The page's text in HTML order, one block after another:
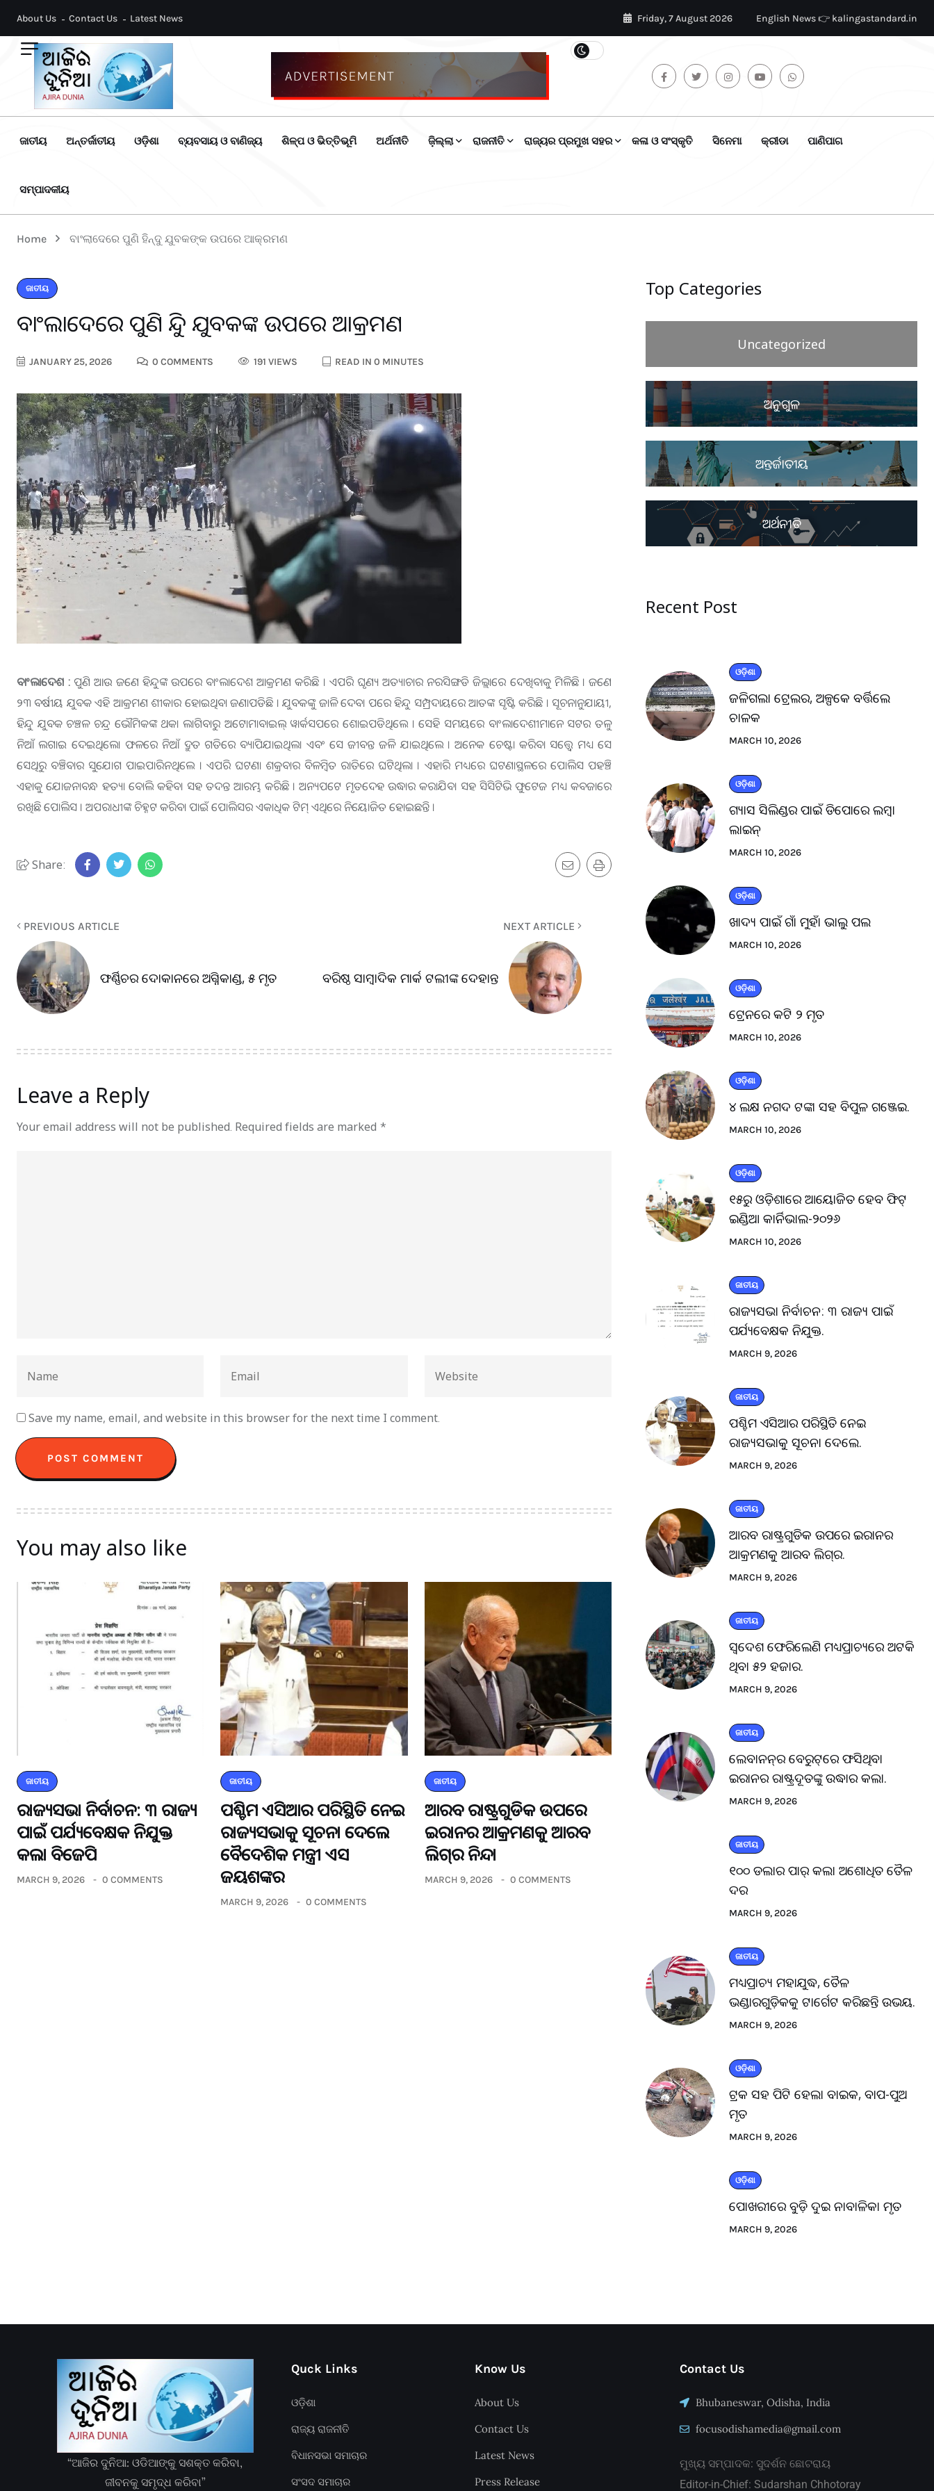
About Us Contact Us Latest News Friday, 7 August 2026 English News 👉 kalingastandard.in
ଜାତୀୟ ଅନ୍ତର୍ଜାତୀୟ ଓଡ଼ିଶା ବ୍ୟବସାୟ ଓ ବାଣିଜ୍ୟ ଶିଳ୍ପ ଓ ଭିତ୍ତିଭୂମି ଅର୍ଥନୀତି ଜ଼ିଲ୍ଲା ରାଜନୀତି ରାଜ୍ୟର ପ୍ରମୁଖ ସହର କଳା ଓ ସଂସ୍କୃତି ସିନେମା କ୍ରୀଡା ପାଣିପାଗ
ସମ୍ପାଦକୀୟ
Home ବାଂଲାଦେରେ ପୁଣି ହିନ୍ଦୁ ଯୁବକଙ୍କ ଉପରେ ଆକ୍ରମଣ
ଜାତୀୟ
ବାଂଲାଦେରେ ପୁଣି ହିନ୍ଦୁ ଯୁବକଙ୍କ ଉପରେ ଆକ୍ରମଣ
JANUARY 25, 2026 0 COMMENTS 191 VIEWS READ IN 0 MINUTES
ବାଂଲାଦେଶ : ପୁଣି ଆଉ ଜଣେ ହିନ୍ଦୁଙ୍କ ଉପରେ ବାଂଲାଦେଶ ଆକ୍ରମଣ କରିଛି । ଏପରି ଘୃଣ୍ୟ ଅତ୍ୟାଚାର ନରସିଙ୍ଗଡି ଜିଲ୍ଲାରେ ଦେଖିବାକୁ ମିଳିଛି । ଜଣେ
୨୩ ବର୍ଷୀୟ ଯୁବକ ଏହି ଆକ୍ରମଣ ଶୀକାର ହୋଇଥିବା ଜଣାପଡିଛି । ଯୁବକଙ୍କୁ ଜାଳି ଦେବା ପରେ ହିନ୍ଦୁ ସମ୍ପ୍ରଦାୟରେ ଆତଙ୍କ ସୃଷ୍ଟି କରିଛି । ସୂଚନାନୁଯାୟୀ,
ହିନ୍ଦୁ ଯୁବକ ଚଞ୍ଚଳ ଚନ୍ଦ୍ର ଭୌମିକଙ୍କ ଥକା ଲାଗିବାରୁ ଅଟୋମାବାଇଲ୍ ୱାର୍କସପରେ ଶୋଇପଡିଥିଲେ । ସେହି ସମୟରେ ବାଂଲାଦେଶୀମାନେ ସଟର ତଳୁ
ନିଆଁ ଲଗାଇ ଦେଇଥିଲେ। ଫଳରେ ନିଆଁ ଦ୍ରୁତ ଗତିରେ ବ୍ୟାପିଯାଇଥିଲା ଏବଂ ସେ ଜୀବନ୍ତ ଜଳି ଯାଇଥିଲେ । ଅନେକ ଚେଷ୍ଟା କରିବା ସତ୍ତ୍ବେ ମଧ୍ୟ ସେ
ସେଥିରୁ ବଞ୍ଚିବାର ସୁଯୋଗ ପାଇପାରିନଥିଲେ । ଏପରି ଘଟଣା ଶକ୍ରବାର ବିଳମ୍ବିତ ରାତିରେ ଘଟିଥିଲା । ଏହାରି ମଧ୍ୟରେ ଘଟଣାସ୍ଥଳରେ ପୋଲିସ ପହଞ୍ଚି
ଏହାକୁ ଯୋଜନାବନ୍ଧ ହତ୍ୟା ବୋଲି କହିବା ସହ ତଦନ୍ତ ଆରମ୍ଭ କରିଛି । ଅନ୍ୟପଟେ ମୃତଦେହ ଉଦ୍ଧାର କରାଯିବା ସହ ସିସିଟିଭି ଫୁଟେଜ ମଧ୍ୟ କବଜାରେ
ରଖିଛି ପୋଲିସ । ଅପରାଧୀଙ୍କ ଚିହ୍ନଟ କରିବା ପାଇଁ ପୋଲିସର ଏକାଧିକ ଟିମ୍ ଏଥିରେ ନିୟୋଜିତ ହୋଇଛନ୍ତି ।
Share:
PREVIOUS ARTICLE
ଫର୍ଣ୍ଣିଚର ଦୋକାନରେ ଅଗ୍ନିକାଣ୍ଡ, ୫ ମୃତ
NEXT ARTICLE
ବରିଷ୍ଠ ସାମ୍ବାଦିକ ମାର୍କ ଟଲୀଙ୍କ ଦେହାନ୍ତ
Leave a Reply
Your email address will not be published. Required fields are marked *
Save my name, email, and website in this browser for the next time I comment.
You may also like
ଜାତୀୟ
ରାଜ୍ୟସଭା ନିର୍ବାଚନ: ୩ ରାଜ୍ୟ
ପାଇଁ ପର୍ଯ୍ୟବେକ୍ଷକ ନିଯୁକ୍ତ
କଲା ବିଜେପି
MARCH 9, 2026 0 COMMENTS
ଜାତୀୟ
ପଶ୍ଚିମ ଏସିଆର ପରିସ୍ଥିତି ନେଇ
ରାଜ୍ୟସଭାକୁ ସୂଚନା ଦେଲେ
ବୈଦେଶିକ ମନ୍ତ୍ରୀ ଏସ
ଜୟଶଙ୍କର
MARCH 9, 2026 0 COMMENTS
ଜାତୀୟ
ଆରବ ରାଷ୍ଟ୍ରଗୁଡିକ ଉପରେ
ଇରାନର ଆକ୍ରମଣକୁ ଆରବ
ଲିଗ୍‌ର ନିନ୍ଦା
MARCH 9, 2026 0 COMMENTS
Top Categories
Uncategorized
ଅନୁଗୁଳ
ଅନ୍ତର୍ଜାତୀୟ
ଅର୍ଥନୀତି
Recent Post
ଓଡ଼ିଶା
ଜଳିଗଲା ଟ୍ରେଲର, ଅଳ୍ପକେ ବର୍ତ୍ତିଲେ
ଚାଳକ
MARCH 10, 2026
ଓଡ଼ିଶା
ଗ୍ୟାସ ସିଲିଣ୍ଡର ପାଇଁ ଡିପୋରେ ଲମ୍ବା
ଲାଇନ୍
MARCH 10, 2026
ଓଡ଼ିଶା
ଖାଦ୍ୟ ପାଇଁ ଗାଁ ମୁହାଁ ଭାଲୁ ପଲ
MARCH 10, 2026
ଓଡ଼ିଶା
ଟ୍ରେନରେ କଟି ୨ ମୃତ
MARCH 10, 2026
ଓଡ଼ିଶା
୪ ଲକ୍ଷ ନଗଦ ଟଙ୍କା ସହ ବିପୁଳ ଗଞ୍ଜେଇ.
MARCH 10, 2026
ଓଡ଼ିଶା
୧୫ରୁ ଓଡ଼ିଶାରେ ଆୟୋଜିତ ହେବ ଫିଟ୍
ଇଣ୍ଡିଆ କାର୍ନିଭାଲ-୨୦୨୬
MARCH 10, 2026
ଜାତୀୟ
ରାଜ୍ୟସଭା ନିର୍ବାଚନ: ୩ ରାଜ୍ୟ ପାଇଁ
ପର୍ଯ୍ୟବେକ୍ଷକ ନିଯୁକ୍ତ.
MARCH 9, 2026
ଜାତୀୟ
ପଶ୍ଚିମ ଏସିଆର ପରିସ୍ଥିତି ନେଇ
ରାଜ୍ୟସଭାକୁ ସୂଚନା ଦେଲେ.
MARCH 9, 2026
ଜାତୀୟ
ଆରବ ରାଷ୍ଟ୍ରଗୁଡିକ ଉପରେ ଇରାନର
ଆକ୍ରମଣକୁ ଆରବ ଲିଗ୍‌ର.
MARCH 9, 2026
ଜାତୀୟ
ସ୍ବଦେଶ ଫେରିଲେଣି ମଧ୍ୟପ୍ରାଚ୍ୟରେ ଅଟକି
ଥିବା ୫୨ ହଜାର.
MARCH 9, 2026
ଜାତୀୟ
ଲେବାନନ୍‌ର ବେରୁଟ୍‌ରେ ଫସିଥିବା
ଇରାନର ରାଷ୍ଟ୍ରଦୂତଙ୍କୁ ଉଦ୍ଧାର କଲା.
MARCH 9, 2026
ଜାତୀୟ
୧୦୦ ଡଲାର ପାର୍ କଲା ଅଶୋଧିତ ତୈଳ
ଦର
MARCH 9, 2026
ଜାତୀୟ
ମଧ୍ୟପ୍ରାଚ୍ୟ ମହାଯୁଦ୍ଧ, ତୈଳ
ଭଣ୍ଡାରଗୁଡ଼ିକକୁ ଟାର୍ଗେଟ କରିଛନ୍ତି ଉଭୟ.
MARCH 9, 2026
ଓଡ଼ିଶା
ଟ୍ରକ ସହ ପିଟି ହେଲା ବାଇକ, ବାପ-ପୁଅ
ମୃତ
MARCH 9, 2026
ଓଡ଼ିଶା
ପୋଖରୀରେ ବୁଡ଼ି ଦୁଇ ନାବାଳିକା ମୃତ
MARCH 9, 2026
“ଆଜିର ଦୁନିଆ: ଓଡିଆଙ୍କୁ ସଶକ୍ତ କରିବା,
ଜୀବନକୁ ସମୃଦ୍ଧ କରିବା”
Quck Links
ଓଡ଼ିଶା
ରାଜ୍ୟ ରାଜନୀତି
ବିଧାନସଭା ସମାଚାର
ସଂସଦ ସମାଚାର
Know Us
About Us
Contact Us
Latest News
Press Release
Contact Us
Bhubaneswar, Odisha, India
focusodishamedia@gmail.com
ମୁଖ୍ୟ ସମ୍ପାଦକ: ସୁଦର୍ଶନ ଛୋଟରାୟ
Editor-in-Chief: Sudarshan Chhotoray